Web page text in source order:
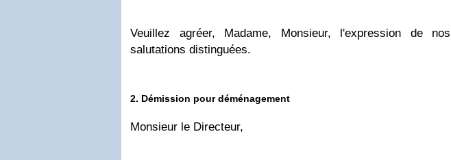
Veuillez agréer, Madame, Monsieur, l'expression de nos
salutations distinguées.
2. Démission pour déménagement
Monsieur le Directeur,